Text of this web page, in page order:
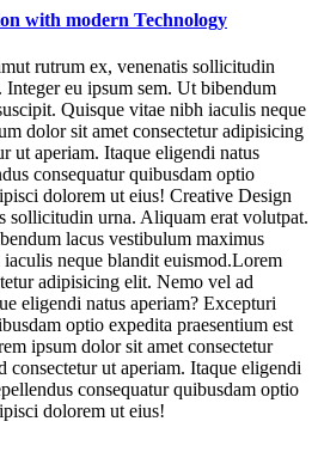
with modern Technology
rutrum ex, venenatis sollicitudin
eu ipsum sem. Ut bibendum
Quisque vitae nibh iaculis neque
dolor sit amet consectetur adipisicing
ut aperiam. Itaque eligendi natus
consequatur quibusdam optio
dolorem ut eius! Creative Design
sollicitudin urna. Aliquam erat volutpat.
lacus vestibulum maximus
neque blandit euismod.Lorem
adipisicing elit. Nemo vel ad
eligendi natus aperiam? Excepturi
optio expedita praesentium est
ipsum dolor sit amet consectetur
ut aperiam. Itaque eligendi
consequatur quibusdam optio
dolorem ut eius!